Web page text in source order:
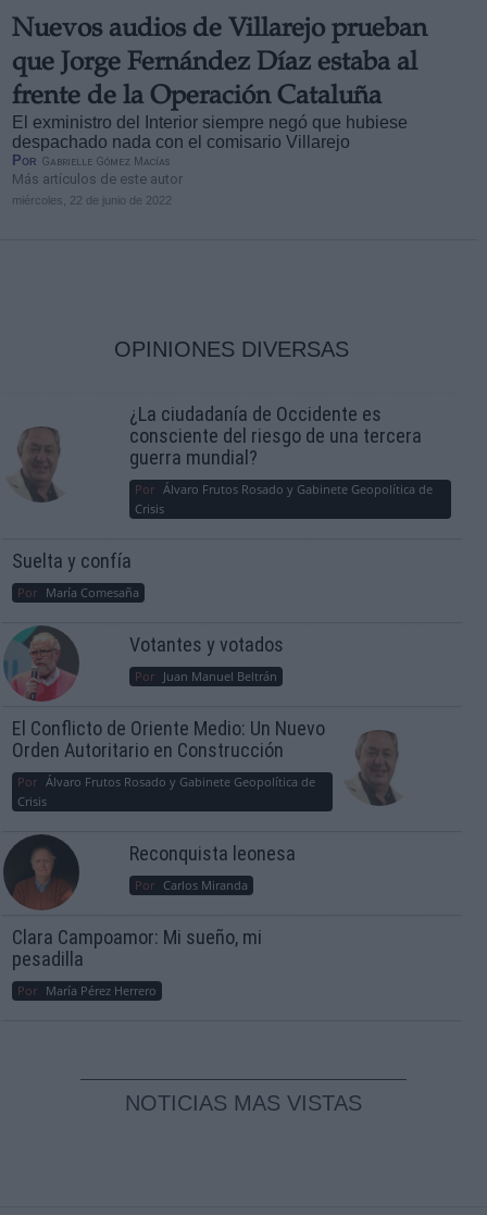
Nuevos audios de Villarejo prueban
que Jorge Fernández Díaz estaba al
frente de la Operación Cataluña
El exministro del Interior siempre negó que hubiese
despachado nada con el comisario Villarejo
Por Gabrielle Gómez Macías
Más artículos de este autor
miércoles, 22 de junio de 2022
OPINIONES DIVERSAS
¿La ciudadanía de Occidente es
consciente del riesgo de una tercera
guerra mundial?
Por Álvaro Frutos Rosado y Gabinete Geopolítica de
Crisis
Suelta y confía
Por María Comesaña
Votantes y votados
Por Juan Manuel Beltrán
El Conflicto de Oriente Medio: Un Nuevo
Orden Autoritario en Construcción
Por Álvaro Frutos Rosado y Gabinete Geopolítica de
Crisis
Reconquista leonesa
Por Carlos Miranda
Clara Campoamor: Mi sueño, mi
pesadilla
Por María Pérez Herrero
NOTICIAS MAS VISTAS